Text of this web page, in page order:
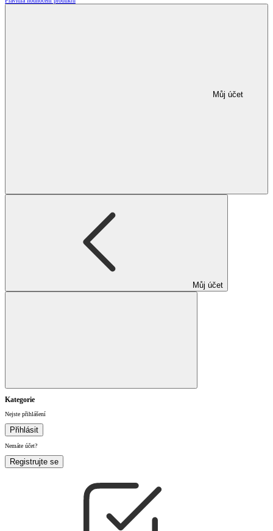
Můj účet
Můj účet
Kategorie
Nejste přihlášení
Přihlásit
Nemáte účet?
Registrujte se